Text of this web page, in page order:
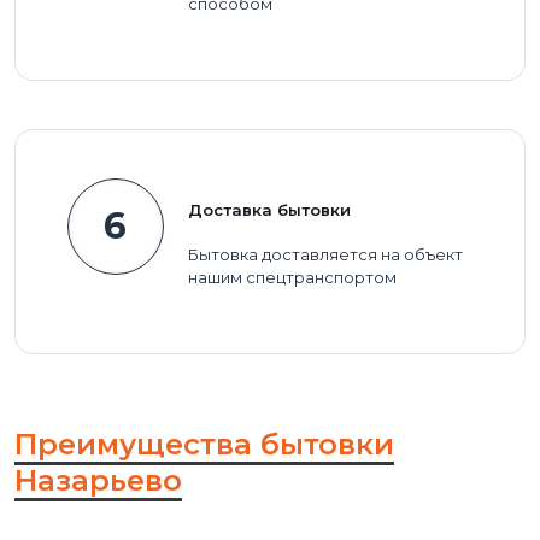
6 Доставка бытовки
Бытовка доставляется на объект
нашим спецтранспортом
Преимущества бытовки
Назарьево